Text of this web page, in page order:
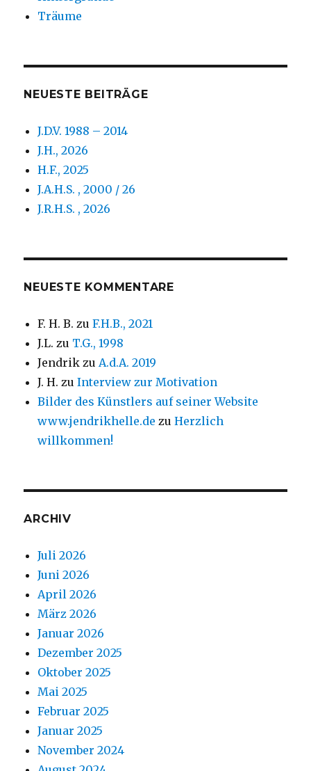
Träume
NEUESTE BEITRÄGE
J.D.V. 1988 – 2014
J.H., 2026
H.F., 2025
J.A.H.S. , 2000 / 26
J.R.H.S. , 2026
NEUESTE KOMMENTARE
F. H. B. zuF.H.B., 2021
J.L. zu T.G., 1998
Jendrik zu A.d.A. 2019
J. H. zuInterview zur Motivation
Bilder des Künstlers auf seiner Website
www.jendrikhelle.de zuHerzlich
willkommen!
ARCHIV
Juli 2026
Juni 2026
April 2026
März 2026
Januar 2026
Dezember 2025
Oktober 2025
Mai 2025
Februar 2025
Januar 2025
November 2024